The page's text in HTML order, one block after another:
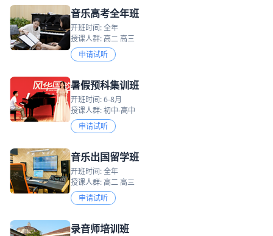
音乐高考全年班
开班时间: 全年
授课人群: 高二 高三
申请试听
暑假预科集训班
开班时间: 6-8月
授课人群: 初中-高中
申请试听
音乐出国留学班
开班时间: 全年
授课人群: 高二 高三
申请试听
录音师培训班